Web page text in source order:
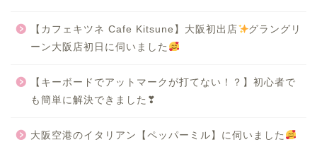
【カフェキツネ Cafe Kitsune】大阪初出店
グラングリ
ーン大阪店初日に伺いました
【キーボードでアットマークが打てない！？】初心者で
も簡単に解決できました❣
大阪空港のイタリアン【ペッパーミル】に伺いました